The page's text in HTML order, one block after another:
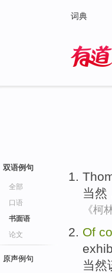
词典
双语例句
全部
口语
书面语
论文
原声例句
当然
《柯
Of
当然